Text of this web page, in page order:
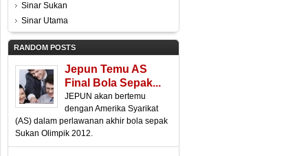
Sinar Sukan
Sinar Utama
RANDOM POSTS
Jepun Temu AS
Final Bola Sepak...
JEPUN akan bertemu
dengan Amerika Syarikat
(AS) dalam perlawanan akhir bola sepak
Sukan Olimpik 2012.